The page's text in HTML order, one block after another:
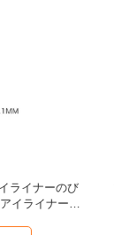
ラスチックま
リーンの熱い